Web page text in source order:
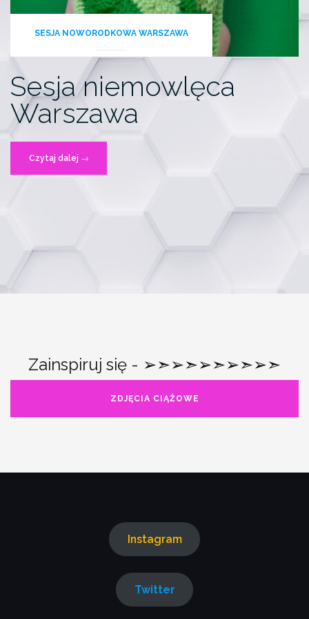
SESJA NOWORODKOWA WARSZAWA
Sesja niemowlęca
Warszawa
Czytaj dalej „Sesja
niemowlęca
→
Zainspiruj się - ➢➣➢➣➢➣➢➣➢➣
ZDJĘCIA CIĄŻOWE
Instagram
Twitter